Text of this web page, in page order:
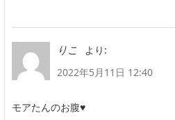
りこ
より:
2022年5月11日 12:40
モアたんのお腹♥️